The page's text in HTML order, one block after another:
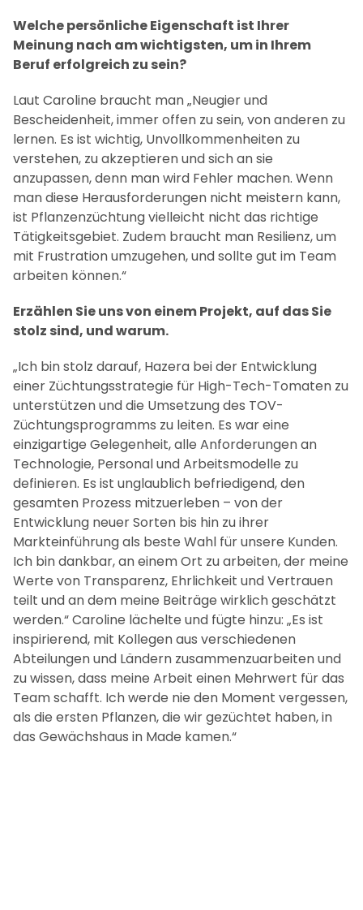
Welche persönliche Eigenschaft ist Ihrer
Meinung nach am wichtigsten, um in Ihrem
Beruf erfolgreich zu sein?
Laut Caroline braucht man „Neugier und
Bescheidenheit, immer offen zu sein, von anderen zu
lernen. Es ist wichtig, Unvollkommenheiten zu
verstehen, zu akzeptieren und sich an sie
anzupassen, denn man wird Fehler machen. Wenn
man diese Herausforderungen nicht meistern kann,
ist Pflanzenzüchtung vielleicht nicht das richtige
Tätigkeitsgebiet. Zudem braucht man Resilienz, um
mit Frustration umzugehen, und sollte gut im Team
arbeiten können.“
Erzählen Sie uns von einem Projekt, auf das Sie
stolz sind, und warum.
„Ich bin stolz darauf, Hazera bei der Entwicklung
einer Züchtungsstrategie für High-Tech-Tomaten zu
unterstützen und die Umsetzung des TOV-
Züchtungsprogramms zu leiten. Es war eine
einzigartige Gelegenheit, alle Anforderungen an
Technologie, Personal und Arbeitsmodelle zu
definieren. Es ist unglaublich befriedigend, den
gesamten Prozess mitzuerleben – von der
Entwicklung neuer Sorten bis hin zu ihrer
Markteinführung als beste Wahl für unsere Kunden.
Ich bin dankbar, an einem Ort zu arbeiten, der meine
Werte von Transparenz, Ehrlichkeit und Vertrauen
teilt und an dem meine Beiträge wirklich geschätzt
werden.“ Caroline lächelte und fügte hinzu: „Es ist
inspirierend, mit Kollegen aus verschiedenen
Abteilungen und Ländern zusammenzuarbeiten und
zu wissen, dass meine Arbeit einen Mehrwert für das
Team schafft. Ich werde nie den Moment vergessen,
als die ersten Pflanzen, die wir gezüchtet haben, in
das Gewächshaus in Made kamen.“